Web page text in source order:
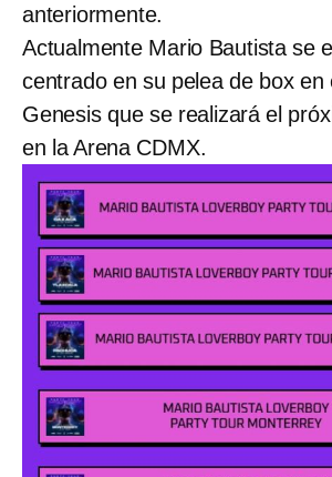
anteriormente.
Actualmente Mario Bautista se
centrado en su pelea de box en
Genesis que se realizará el
en la Arena CDMX.